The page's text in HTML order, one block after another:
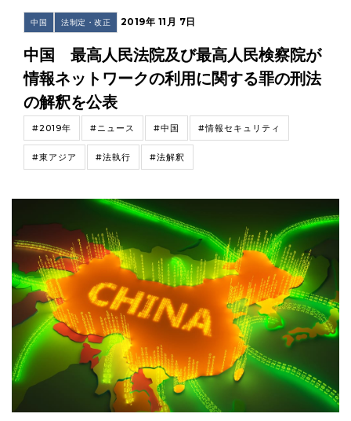
中国 法制定・改正 2019年 11月 7日
中国 最高人民法院及び最高人民検察院が
情報ネットワークの利用に関する罪の刑法
の解釈を公表
#2019年 #ニュース #中国 #情報セキュリティ
#東アジア #法執行 #法解釈